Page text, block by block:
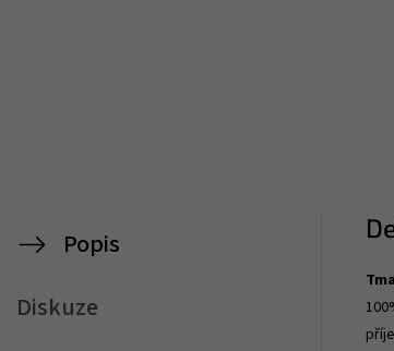
Popis
Diskuze